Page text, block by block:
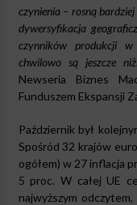
czynienia – rosną
dywersyfikacja
czynników produkcji
chwilowo są jeszcze
Newseria Biznes
Funduszem Ekspansji
Październik był
Spośród 32 krajów
ogółem) w 27 inflacja
5 proc. W całej UE
najwyższym